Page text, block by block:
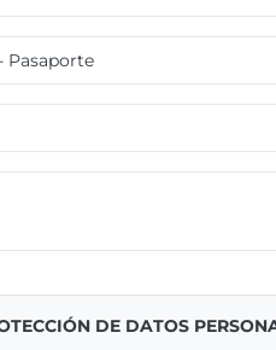
DE DATOS